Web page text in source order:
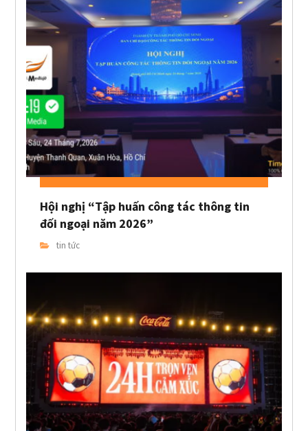
Hội nghị “Tập huấn công tác thông tin
đối ngoại năm 2026”
tin tức